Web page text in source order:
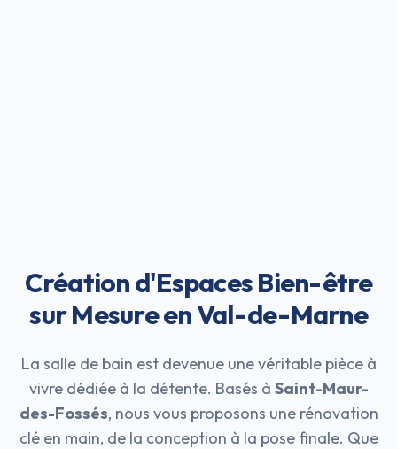
Création d'Espaces Bien-être
sur Mesure en Val-de-Marne
La salle de bain est devenue une véritable pièce à
vivre dédiée à la détente. Basés à Saint-Maur-
des-Fossés, nous vous proposons une rénovation
clé en main, de la conception à la pose finale. Que